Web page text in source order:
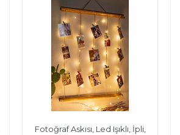
Fotoğraf Askısı, Led Işıklı, İpli,